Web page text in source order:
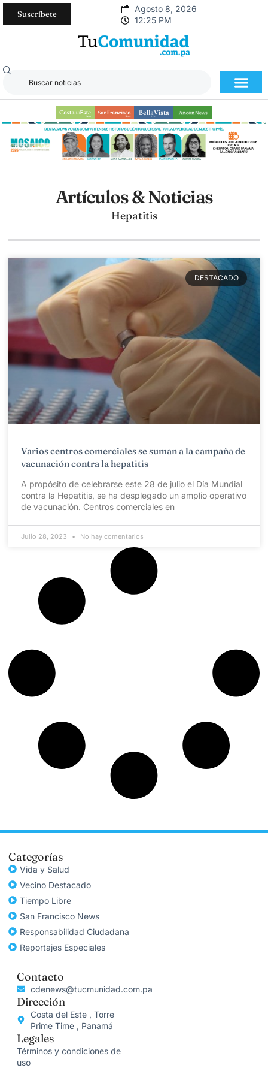
Suscríbete
Agosto 8, 2026
12:25 PM
Artículos & Noticias
Hepatitis
DESTACADO
Varios centros comerciales se suman a la campaña de
vacunación contra la hepatitis
A propósito de celebrarse este 28 de julio el Día Mundial
contra la Hepatitis, se ha desplegado un amplio operativo
de vacunación. Centros comerciales en
Julio 28, 2023 No hay comentarios
Categorías
Vida y Salud
Vecino Destacado
Tiempo Libre
San Francisco News
Responsabilidad Ciudadana
Reportajes Especiales
Contacto
cdenews@tucmunidad.com.pa
Dirección
Costa del Este , Torre
Prime Time , Panamá
Legales
Términos y condiciones de
uso